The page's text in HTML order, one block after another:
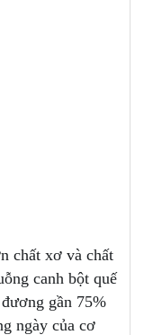
chất xơ và chất
canh bột quế
gần 75%
ngày của cơ